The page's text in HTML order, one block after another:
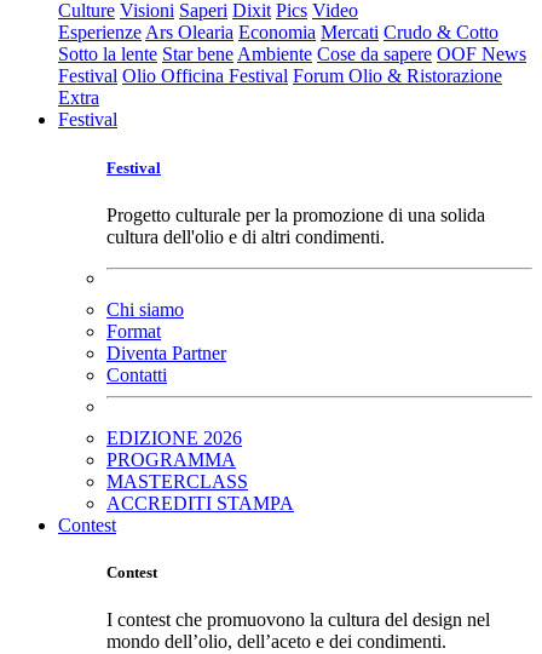
Culture Visioni Saperi Dixit Pics Video
Esperienze Ars Olearia Economia Mercati Crudo & Cotto
Sotto la lente Star bene Ambiente Cose da sapere OOF News
Festival Olio Officina Festival Forum Olio & Ristorazione
Extra
Festival
Festival
Progetto culturale per la promozione di una solida
cultura dell'olio e di altri condimenti.
Chi siamo
Format
Diventa Partner
Contatti
EDIZIONE 2026
PROGRAMMA
MASTERCLASS
ACCREDITI STAMPA
Contest
Contest
I contest che promuovono la cultura del design nel
mondo dell’olio, dell’aceto e dei condimenti.